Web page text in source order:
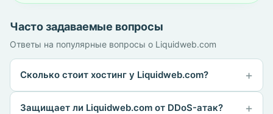
Часто задаваемые вопросы
Ответы на популярные вопросы о Liquidweb.com
Сколько стоит хостинг у Liquidweb.com?
Защищает ли Liquidweb.com от DDoS-атак?